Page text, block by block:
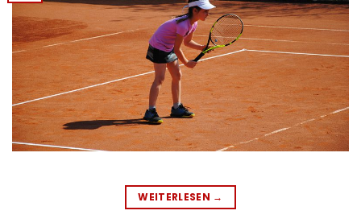
WEITERLESEN →